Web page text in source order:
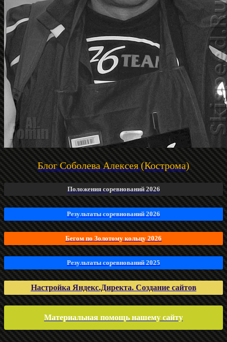
Блог Соболева Алексея (Кострома)
Положения соревнований 2026
Результаты соревнований 2026
Бегом по Золотому кольцу 2026
Результаты соревнований 2025
Настройка Яндекс.Директа. Создание сайтов
Материальная помощь нашему сайту